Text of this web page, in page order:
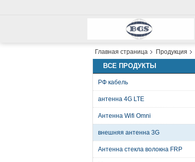
Главная страница Продукция
ВСЕ ПРОДУКТЫ
РФ кабель
антенна 4G LTE
Антенна Wifi Omni
внешняя антенна 3G
Антенна стекла волокна FRP